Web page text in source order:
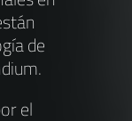
de
el